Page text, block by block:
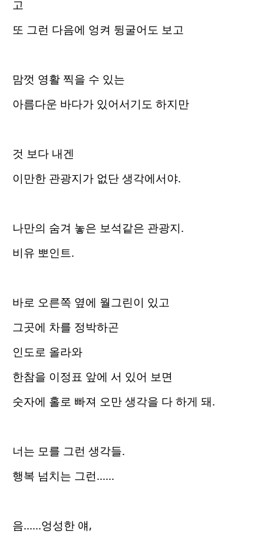
고
또 그런 다음에 엉켜 뒹굴어도 보고
맘껏 영활 찍을 수 있는
아름다운 바다가 있어서기도 하지만
것 보다 내겐
이만한 관광지가 없단 생각에서야.
나만의 숨겨 놓은 보석같은 관광지.
비유 뽀인트.
바로 오른쪽 옆에 월그린이 있고
그곳에 차를 정박하곤
인도로 올라와
한참을 이정표 앞에 서 있어 보면
숫자에 홀로 빠져 오만 생각을 다 하게 돼.
너는 모를 그런 생각들.
행복 넘치는 그런......
음......엉성한 얘,